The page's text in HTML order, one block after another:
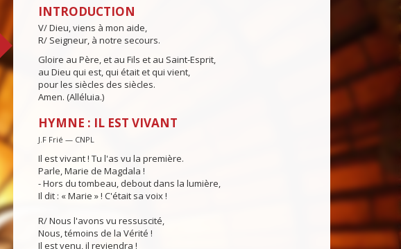
INTRODUCTION
V/ Dieu, viens à mon aide,
R/ Seigneur, à notre secours.
Gloire au Père, et au Fils et au Saint-Esprit,
au Dieu qui est, qui était et qui vient,
pour les siècles des siècles.
Amen. (Alléluia.)
HYMNE : IL EST VIVANT
J.F Frié — CNPL
Il est vivant ! Tu l'as vu la première.
Parle, Marie de Magdala !
- Hors du tombeau, debout dans la lumière,
Il dit : « Marie » ! C'était sa voix !
R/ Nous l'avons vu ressuscité,
Nous, témoins de la Vérité !
Il est venu, il reviendra !